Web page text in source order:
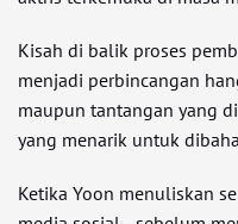
Kisah di balik proses
menjadi perbincangan
maupun tantangan yang
yang menarik untuk
Ketika Yoon menuliskan